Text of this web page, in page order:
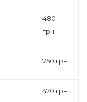
480
грн.
750 грн.
470 грн.